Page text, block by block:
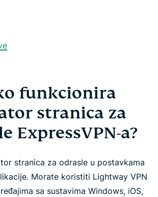
funkcionira
stranica za
ExpressVPN-a?
stranica za odrasle u postavkama
Morate koristiti Lightway VPN
sa sustavima Windows, iOS,